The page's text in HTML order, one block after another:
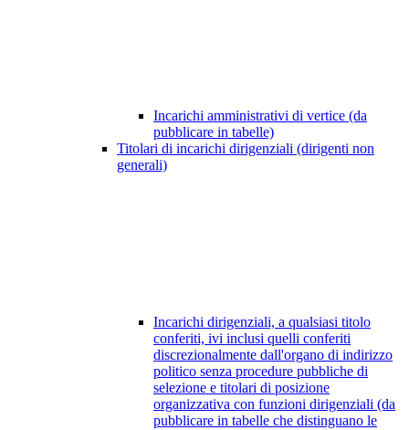
Incarichi amministrativi di vertice (da
pubblicare in tabelle)
Titolari di incarichi dirigenziali (dirigenti non
generali)
Incarichi dirigenziali, a qualsiasi titolo
conferiti, ivi inclusi quelli conferiti
discrezionalmente dall'organo di indirizzo
politico senza procedure pubbliche di
selezione e titolari di posizione
organizzativa con funzioni dirigenziali (da
pubblicare in tabelle che distinguano le